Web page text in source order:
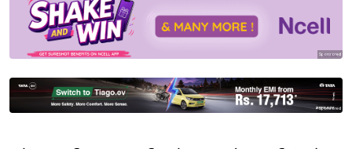
Sponsored
Sponsored